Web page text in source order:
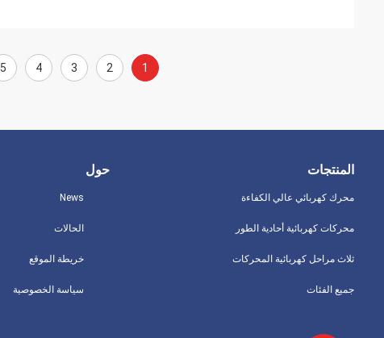
1
2
3
4
5
حول
News
الحالات
خريطة الموقع
سياسة الخصوصية
المنتجات
محرك كهربائي عالي الكفاءة
محركات كهربائية أحادية الطور
ثلاث مراحل كهربائية المحركات
جميع الفئات